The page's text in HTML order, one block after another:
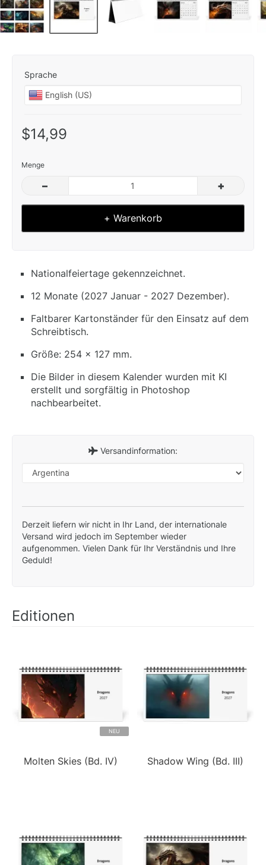
Sprache
$14,99
Menge
– +
+ Warenkorb
Nationalfeiertage gekennzeichnet.
12 Monate (2027 Januar - 2027 Dezember).
Faltbarer Kartonständer für den Einsatz auf dem
Schreibtisch.
Größe: 254 x 127 mm.
Die Bilder in diesem Kalender wurden mit KI
erstellt und sorgfältig in Photoshop
nachbearbeitet.
Versandinformation:
Derzeit liefern wir nicht in Ihr Land, der internationale
Versand wird jedoch im September wieder
aufgenommen. Vielen Dank für Ihr Verständnis und Ihre
Geduld!
Editionen
NEU
Molten Skies (Bd. IV) Shadow Wing (Bd. III)